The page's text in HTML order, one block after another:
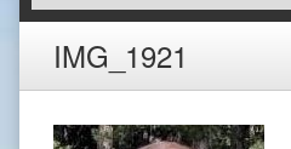
IMG_1921